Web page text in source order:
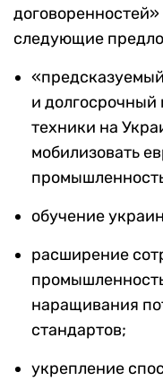
следующие
и долгосрочный
техники на
мобилизовать
обучение
расширение
наращивания
стандартов;
укрепление